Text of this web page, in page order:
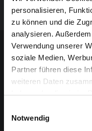
personalisieren,
zu können und die
analysieren.
Verwendung unserer
soziale Medien,
Partner führen diese
weiteren Daten
haben oder die sie im
Notwendig
siècle !
Contenu sponsorisé